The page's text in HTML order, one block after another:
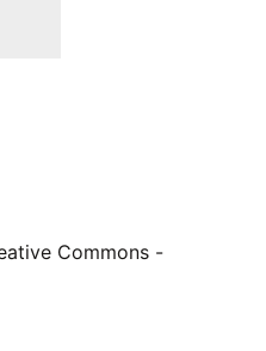
Commons -